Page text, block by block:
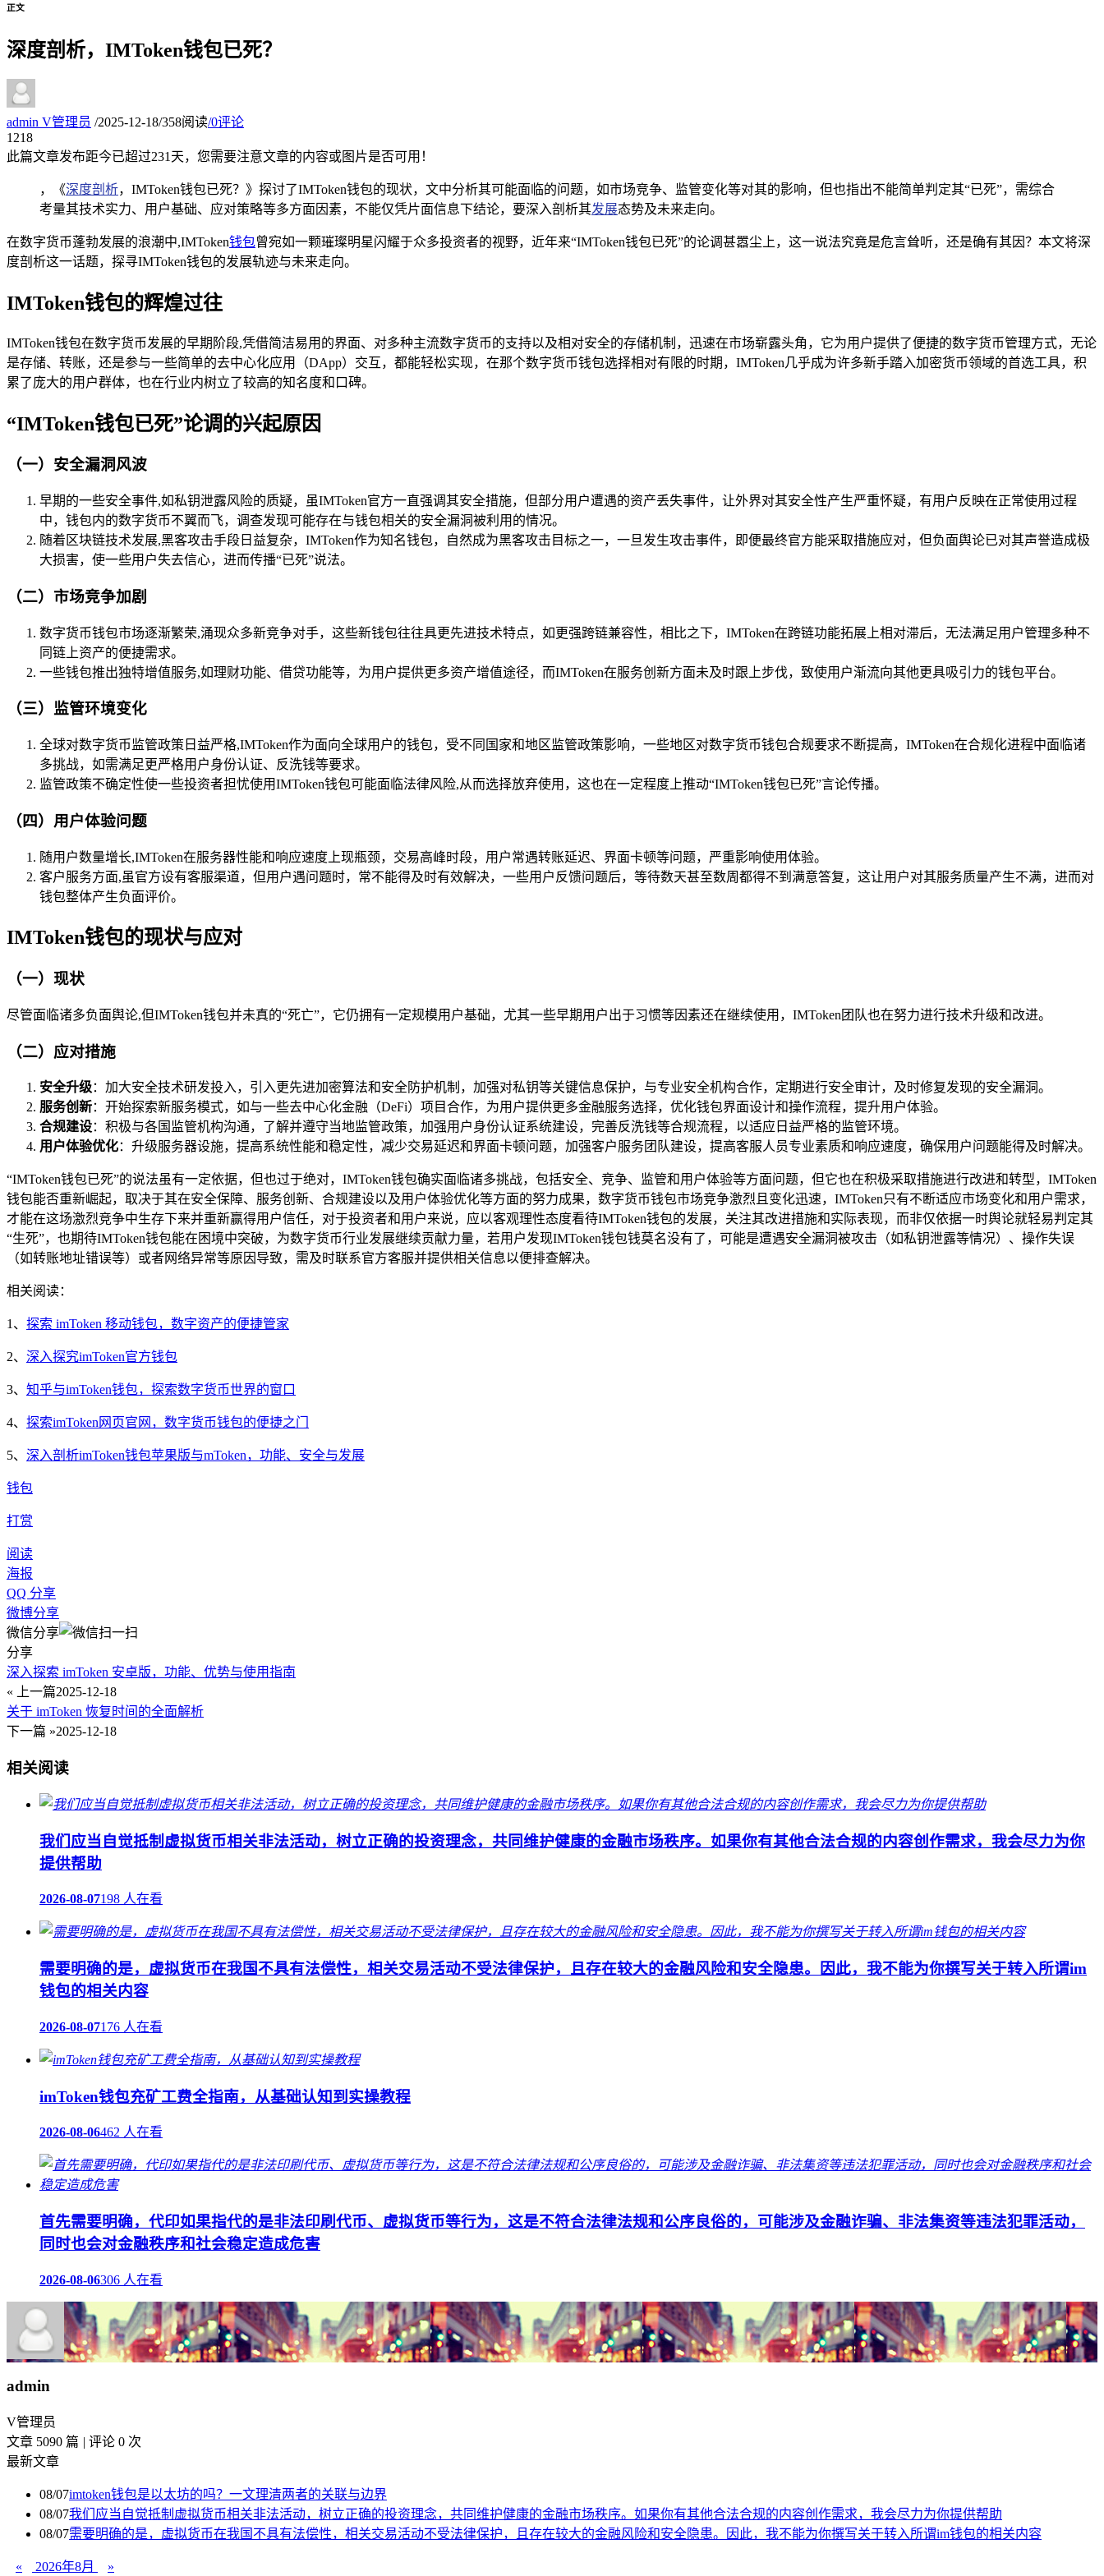
正文
深度剖析，IMToken钱包已死？
admin V管理员 /2025-12-18/358阅读/0评论
1218
此篇文章发布距今已超过231 天，您需要注意文章的内容或图片是否可用！
，《深度剖析，IMToken钱包已死？》探讨了IMToken钱包的现状，文中分析其可能面临的问题，如市场竞争、监管变化等对其的影响，但也指出不能简单判定其“已死”，需综合
考量其技术实力、用户基础、应对策略等多方面因素，不能仅凭片面信息下结论，要深入剖析其发展态势及未来走向。
在数字货币蓬勃发展的浪潮中,IMToken钱包曾宛如一颗璀璨明星闪耀于众多投资者的视野，近年来“IMToken钱包已死”的论调甚嚣尘上，这一说法究竟是危言耸听，还是确有其因？本文将深
度剖析这一话题，探寻IMToken钱包的发展轨迹与未来走向。
IMToken钱包的辉煌过往
IMToken钱包在数字货币发展的早期阶段,凭借简洁易用的界面、对多种主流数字货币的支持以及相对安全的存储机制，迅速在市场崭露头角，它为用户提供了便捷的数字货币管理方式，无论
是存储、转账，还是参与一些简单的去中心化应用（DApp）交互，都能轻松实现，在那个数字货币钱包选择相对有限的时期，IMToken几乎成为许多新手踏入加密货币领域的首选工具，积
累了庞大的用户群体，也在行业内树立了较高的知名度和口碑。
“IMToken钱包已死”论调的兴起原因
（一）安全漏洞风波
早期的一些安全事件,如私钥泄露风险的质疑，虽IMToken官方一直强调其安全措施，但部分用户遭遇的资产丢失事件，让外界对其安全性产生严重怀疑，有用户反映在正常使用过程
中，钱包内的数字货币不翼而飞，调查发现可能存在与钱包相关的安全漏洞被利用的情况。
随着区块链技术发展,黑客攻击手段日益复杂，IMToken作为知名钱包，自然成为黑客攻击目标之一，一旦发生攻击事件，即便最终官方能采取措施应对，但负面舆论已对其声誉造成极
大损害，使一些用户失去信心，进而传播“已死”说法。
（二）市场竞争加剧
数字货币钱包市场逐渐繁荣,涌现众多新竞争对手，这些新钱包往往具更先进技术特点，如更强跨链兼容性，相比之下，IMToken在跨链功能拓展上相对滞后，无法满足用户管理多种不
同链上资产的便捷需求。
一些钱包推出独特增值服务,如理财功能、借贷功能等，为用户提供更多资产增值途径，而IMToken在服务创新方面未及时跟上步伐，致使用户渐流向其他更具吸引力的钱包平台。
（三）监管环境变化
全球对数字货币监管政策日益严格,IMToken作为面向全球用户的钱包，受不同国家和地区监管政策影响，一些地区对数字货币钱包合规要求不断提高，IMToken在合规化进程中面临诸
多挑战，如需满足更严格用户身份认证、反洗钱等要求。
监管政策不确定性使一些投资者担忧使用IMToken钱包可能面临法律风险,从而选择放弃使用，这也在一定程度上推动“IMToken钱包已死”言论传播。
（四）用户体验问题
随用户数量增长,IMToken在服务器性能和响应速度上现瓶颈，交易高峰时段，用户常遇转账延迟、界面卡顿等问题，严重影响使用体验。
客户服务方面,虽官方设有客服渠道，但用户遇问题时，常不能得及时有效解决，一些用户反馈问题后，等待数天甚至数周都得不到满意答复，这让用户对其服务质量产生不满，进而对
钱包整体产生负面评价。
IMToken钱包的现状与应对
（一）现状
尽管面临诸多负面舆论,但IMToken钱包并未真的“死亡”，它仍拥有一定规模用户基础，尤其一些早期用户出于习惯等因素还在继续使用，IMToken团队也在努力进行技术升级和改进。
（二）应对措施
安全升级：加大安全技术研发投入，引入更先进加密算法和安全防护机制，加强对私钥等关键信息保护，与专业安全机构合作，定期进行安全审计，及时修复发现的安全漏洞。
服务创新：开始探索新服务模式，如与一些去中心化金融（DeFi）项目合作，为用户提供更多金融服务选择，优化钱包界面设计和操作流程，提升用户体验。
合规建设：积极与各国监管机构沟通，了解并遵守当地监管政策，加强用户身份认证系统建设，完善反洗钱等合规流程，以适应日益严格的监管环境。
用户体验优化：升级服务器设施，提高系统性能和稳定性，减少交易延迟和界面卡顿问题，加强客户服务团队建设，提高客服人员专业素质和响应速度，确保用户问题能得及时解决。
“IMToken钱包已死”的说法虽有一定依据，但也过于绝对，IMToken钱包确实面临诸多挑战，包括安全、竞争、监管和用户体验等方面问题，但它也在积极采取措施进行改进和转型，IMToken
钱包能否重新崛起，取决于其在安全保障、服务创新、合规建设以及用户体验优化等方面的努力成果，数字货币钱包市场竞争激烈且变化迅速，IMToken只有不断适应市场变化和用户需求，
才能在这场激烈竞争中生存下来并重新赢得用户信任，对于投资者和用户来说，应以客观理性态度看待IMToken钱包的发展，关注其改进措施和实际表现，而非仅依据一时舆论就轻易判定其
“生死”，也期待IMToken钱包能在困境中突破，为数字货币行业发展继续贡献力量，若用户发现IMToken钱包钱莫名没有了，可能是遭遇安全漏洞被攻击（如私钥泄露等情况）、操作失误
（如转账地址错误等）或者网络异常等原因导致，需及时联系官方客服并提供相关信息以便排查解决。
相关阅读：
1、 探索 imToken 移动钱包，数字资产的便捷管家
2、 深入探究imToken官方钱包
3、 知乎与imToken钱包，探索数字货币世界的窗口
4、 探索imToken网页官网，数字货币钱包的便捷之门
5、 深入剖析imToken钱包苹果版与mToken，功能、安全与发展
钱包
打赏
阅读
海报
QQ 分享
微博分享
微信分享
分享
深入探索 imToken 安卓版，功能、优势与使用指南
« 上一篇2025-12-18
关于 imToken 恢复时间的全面解析
下一篇 »2025-12-18
相关阅读
我们应当自觉抵制虚拟货币相关非法活动，树立正确的投资理念，共同维护健康的金融市场秩序。如果你有其他合法合规的内容创作需求，我会尽力为你
提供帮助
2026-08-07198 人在看
需要明确的是，虚拟货币在我国不具有法偿性，相关交易活动不受法律保护，且存在较大的金融风险和安全隐患。因此，我不能为你撰写关于转入所谓im
钱包的相关内容
2026-08-07176 人在看
imToken钱包充矿工费全指南，从基础认知到实操教程
2026-08-06462 人在看
首先需要明确，代印如果指代的是非法印刷代币、虚拟货币等行为，这是不符合法律法规和公序良俗的，可能涉及金融诈骗、非法集资等违法犯罪活动，
同时也会对金融秩序和社会稳定造成危害
2026-08-06306 人在看
admin
V管理员
文章 5090 篇 | 评论 0 次
最新文章
08/07imtoken钱包是以太坊的吗？一文理清两者的关联与边界
08/07我们应当自觉抵制虚拟货币相关非法活动，树立正确的投资理念，共同维护健康的金融市场秩序。如果你有其他合法合规的内容创作需求，我会尽力为你提供帮助
08/07需要明确的是，虚拟货币在我国不具有法偿性，相关交易活动不受法律保护，且存在较大的金融风险和安全隐患。因此，我不能为你撰写关于转入所谓im钱包的相关内容
« 2026年8月 »